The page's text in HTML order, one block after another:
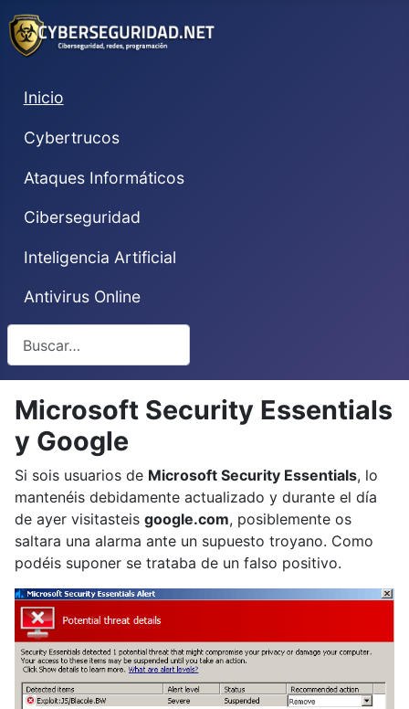
Inicio
Cybertrucos
Ataques Informáticos
Ciberseguridad
Inteligencia Artificial
Antivirus Online
Microsoft Security Essentials
y Google
Si sois usuarios de Microsoft Security Essentials, lo
mantenéis debidamente actualizado y durante el día
de ayer visitasteis google.com, posiblemente os
saltara una alarma ante un supuesto troyano. Como
podéis suponer se trataba de un falso positivo.